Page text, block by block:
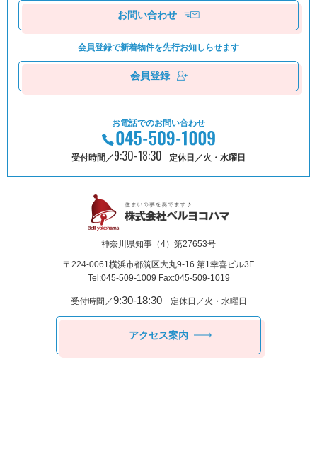
お問い合わせ
会員登録で新着物件を先⾏お知しらせます
会員登録
お電話でのお問い合わせ
受付時間／9:30-18:30 定休日／火・水曜日
神奈川県知事（4）第27653号
〒224-0061横浜市都筑区⼤丸9-16 第1幸喜ビル3F
Tel:045-509-1009 Fax:045-509-1019
受付時間／9:30-18:30定休日／火・水曜日
アクセス案内